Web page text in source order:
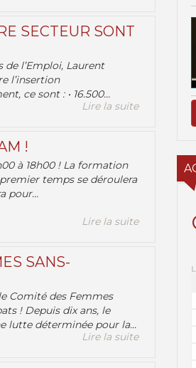
SECTEUR SONT
l’Emploi, Laurent
l’insertion
ce sont : • 16.500...
Lire la suite
!
à 18h00 ! La formation
temps se déroulera
pour...
Lire la suite
SANS-
Comité des Femmes
! Depuis dix ans, le
lutte déterminée pour la...
Lire la suite